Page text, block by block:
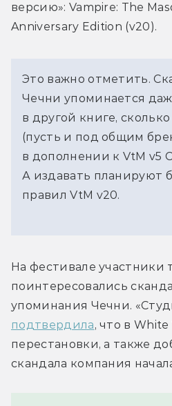
версию»: Vampire: The
Anniversary Edition (v20).
Это важно отметить.
Чечни упоминается
в другой книге,
(пусть и под общим
в дополнении к VtM v5
А издавать планируют
правил VtM v20.
На фестивале участники
поинтересовались
подтвердила, что в
перестановки, а также
скандала компания